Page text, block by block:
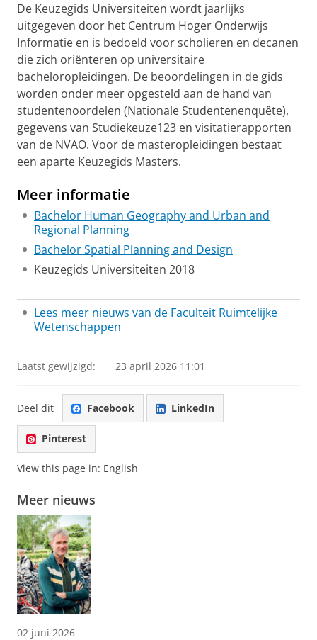
De Keuzegids Universiteiten wordt jaarlijks
uitgegeven door het Centrum Hoger Onderwijs
Informatie en is bedoeld voor scholieren en decanen
die zich oriënteren op universitaire
bacheloropleidingen. De beoordelingen in de gids
worden onder meer opgesteld aan de hand van
studentenoordelen (Nationale Studentenenquête),
gegevens van Studiekeuze123 en visitatierapporten
van de NVAO. Voor de masteropleidingen bestaat
een aparte Keuzegids Masters.
Meer informatie
Bachelor Human Geography and Urban and
Regional Planning
Bachelor Spatial Planning and Design
Keuzegids Universiteiten 2018
Lees meer nieuws van de Faculteit Ruimtelijke
Wetenschappen
Laatst gewijzigd: 23 april 2026 11:01
Deel dit Facebook LinkedIn
Pinterest
View this page in: English
Meer nieuws
02 juni 2026